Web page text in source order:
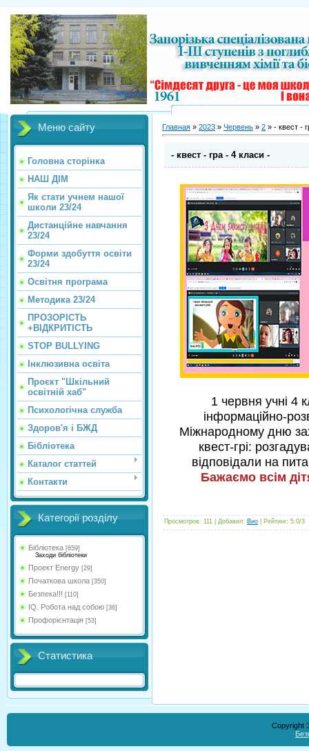
Меню сайту
Головна сторінка
НАШ ДІМ
Як стати учнем нашої
школи 23/24
Дистанційне навчання
23/24
Форми здобуття освіти
23/24
Освітня програма
Методика 23/24
ПРОЗОРІСТЬ
+ВІДКРИТІСТЬ
STOP BULLYING
Інклюзивна освіта
Проєкт "Шкільний
освітній хаб"
Психологічна служба
Здоров'я і БЖД
Бібліотека
Каталог статтей
Контакти
Категорії розділу
Бібліотека [659]
Заходи бібліотеки
Проект Energy [29]
Початкова школа [350]
Безпека!!! [110]
IQ. Робота над собою [36]
Профорієнтація [53]
Статистика
Главная » 2023 » Червень » 2 » - квест -
- квест - гра - 4 класи -
1 червня учні 4
інформаційно-
Міжнародному дню
квест-грі:
відповідали на
Бажаємо всім
Просмотров: 111 Добавил: Вио Рейтинг: 5.0/3
Copyright